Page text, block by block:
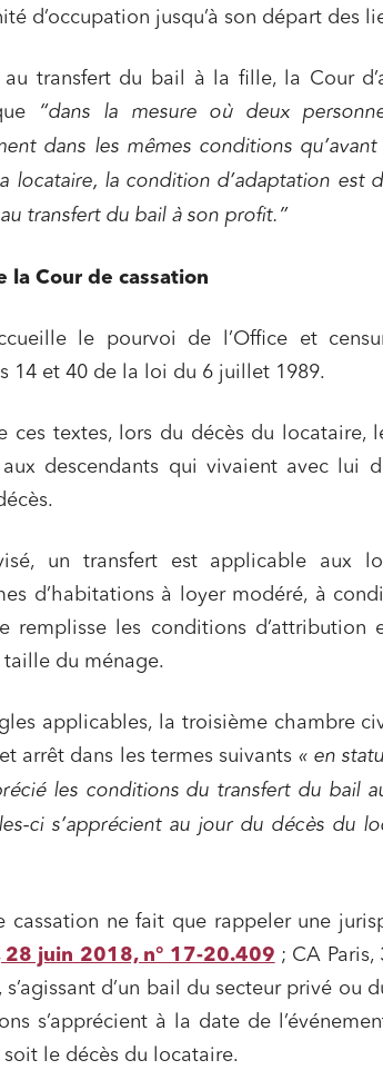
d’occupation jusqu’à son départ des
au transfert du bail à la fille, la Cour
“dans la mesure où deux
dans les mêmes conditions
locataire, la condition d’adaptation est
transfert du bail à son profit.”
la Cour de cassation
le pourvoi de l’Office et
14 et 40 de la loi du 6 juillet 1989.
ces textes, lors du décès du locataire,
descendants qui vivaient avec lui
un transfert est applicable aux
d’habitations à loyer modéré, à
remplisse les conditions d’attribution
du ménage.
applicables, la troisième chambre
arrêt dans les termes suivants « en
les conditions du transfert du bail
ci s’apprécient au jour du décès du
cassation ne fait que rappeler une
28 juin 2018, n° 17-20.409 ; CA Paris,
d’un bail du secteur privé ou
s’apprécient à la date de
le décès du locataire.
Immobilier et habitat
Établissements financiers
Règlement des litiges
et
Relations sociales et droit du
Environnement
Banque finance et assurance
politique de confidentialité